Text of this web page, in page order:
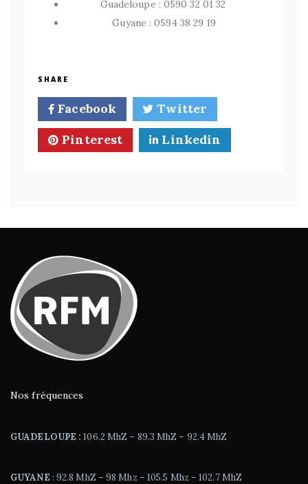
Guadeloupe : 0590 32 01 32
Guyane : 0594 38 29 19
SHARE
Facebook
Twitter
Pinterest
Linkedin
Nos fréquences
GUADELOUPE : 106.2 MhZ – 89.3 MhZ – 92.4 MhZ
GUYANE : 92.8 MhZ – 98 Mhz – 105.5 Mhz – 102.7 MhZ